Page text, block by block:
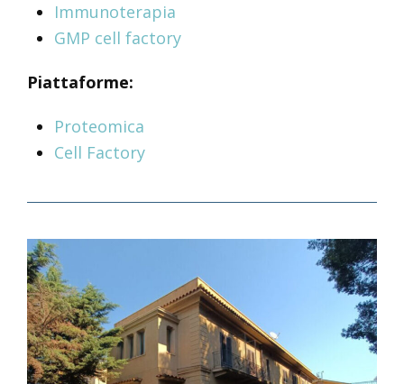
Immunoterapia
GMP cell factory
Piattaforme:
Proteomica
Cell Factory